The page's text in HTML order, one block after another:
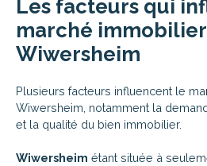
Les facteurs qui
marché
Wiwersheim
Plusieurs facteurs influencent le
Wiwersheim, notamment la
et la qualité du bien immobilier.
Wiwersheim étant située à